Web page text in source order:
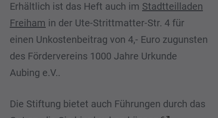
Erhältlich ist das Heft auch im Stadtteilladen
Freiham in der Ute-Strittmatter-Str. 4 für
einen Unkostenbeitrag von 4,- Euro zugunsten
des Fördervereins 1000 Jahre Urkunde
Aubing e.V..
Die Stiftung bietet auch Führungen durch das